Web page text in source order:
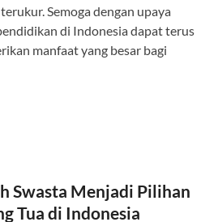
Semoga dengan upaya
di Indonesia dapat terus
manfaat yang besar bagi
Swasta Menjadi Pilihan
Tua di Indonesia